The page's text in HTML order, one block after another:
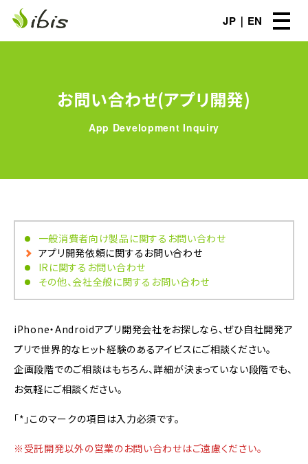
JP EN
お問い合わせ(アプリ開発)
App Development Inquiry
一般消費者向け製品に関するお問い合わせ
アプリ開発依頼に関するお問い合わせ
IRに関するお問い合わせ
その他、会社全般に関するお問い合わせ
iPhone・Androidアプリ開発会社をお探しなら、ぜひ自社開発ア
プリで世界的なヒット経験のあるアイビスにご相談ください。
企画段階でのご相談はもちろん、詳細が決まっていない段階でも、
お気軽にご相談ください。
「*」このマークの項目は入力必須です。
※受託開発以外の営業のお問い合わせはご遠慮ください。